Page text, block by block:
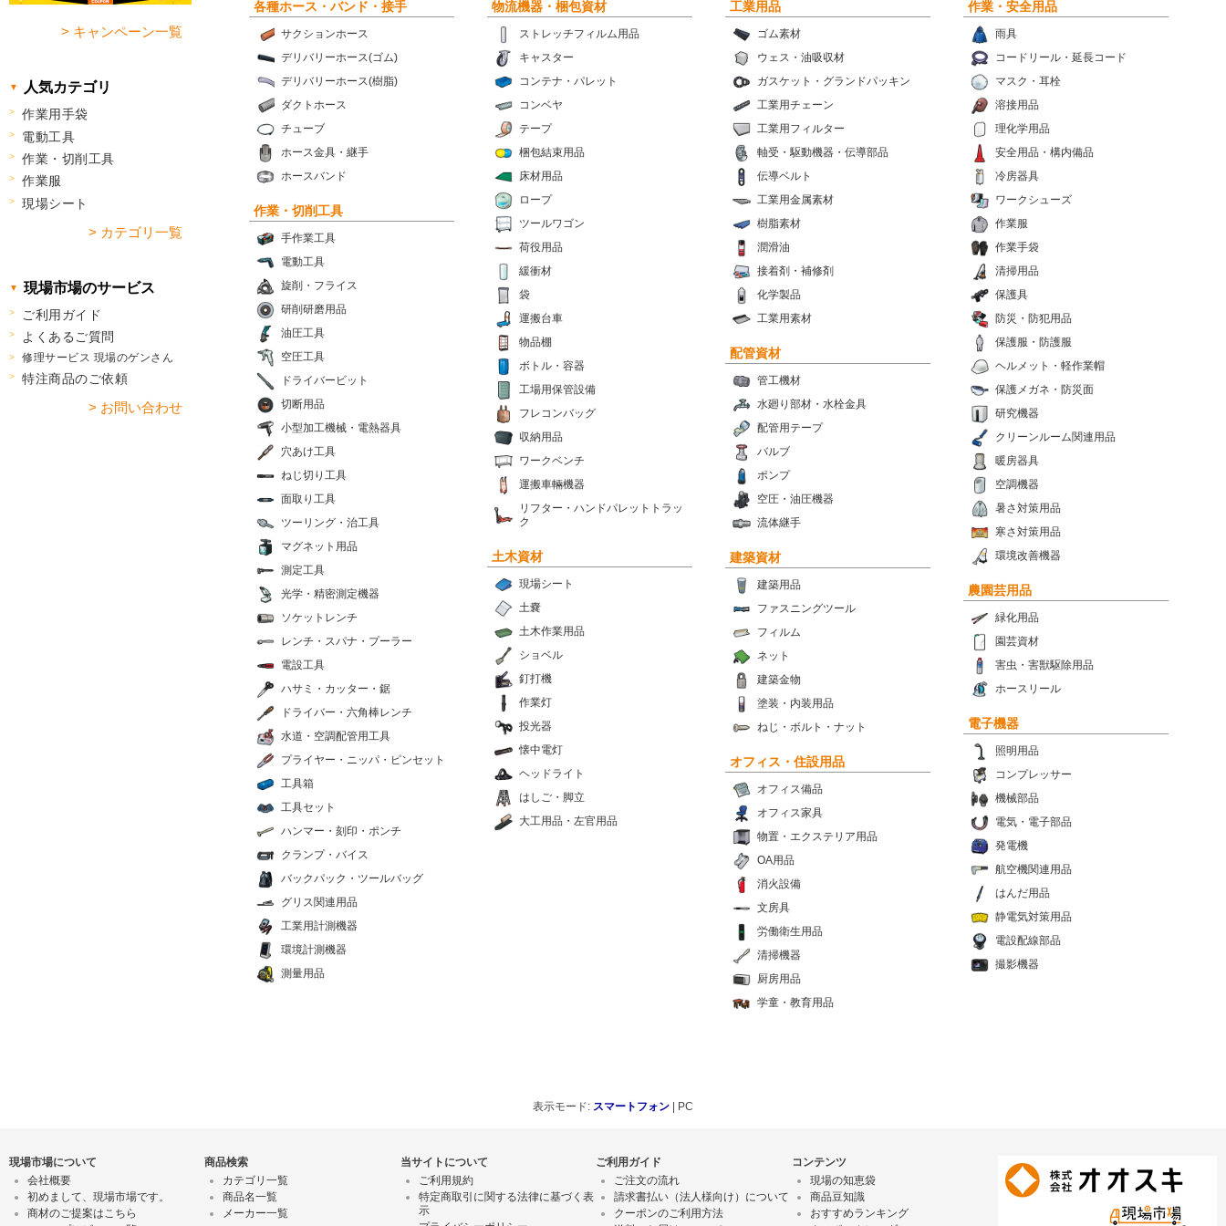
各種ホース・バンド・接手
サクションホース
デリバリーホース(ゴム)
デリバリーホース(樹脂)
ダクトホース
チューブ
ホース金具・継手
ホースバンド
物流機器・梱包資材
ストレッチフィルム用品
キャスター
コンテナ・パレット
コンベヤ
テープ
梱包結束用品
床材用品
ロープ
ツールワゴン
荷役用品
緩衝材
袋
運搬台車
物品棚
ボトル・容器
工場用保管設備
フレコンバッグ
収納用品
ワークベンチ
運搬車輛機器
リフター・ハンドパレットトラッ
ク
工業用品
ゴム素材
ウェス・油吸収材
ガスケット・グランドパッキン
工業用チェーン
工業用フィルター
軸受・駆動機器・伝導部品
伝導ベルト
工業用金属素材
樹脂素材
潤滑油
接着剤・補修剤
化学製品
工業用素材
作業・安全用品
雨具
コードリール・延長コード
マスク・耳栓
溶接用品
理化学用品
安全用品・構内備品
冷房器具
ワークシューズ
作業服
作業手袋
清掃用品
保護具
防災・防犯用品
保護服・防護服
ヘルメット・軽作業帽
保護メガネ・防災面
研究機器
クリーンルーム関連用品
暖房器具
空調機器
暑さ対策用品
寒さ対策用品
環境改善機器
作業・切削工具
手作業工具
電動工具
旋削・フライス
研削研磨用品
油圧工具
空圧工具
ドライバービット
切断用品
小型加工機械・電熱器具
穴あけ工具
ねじ切り工具
面取り工具
ツーリング・治工具
マグネット用品
測定工具
光学・精密測定機器
ソケットレンチ
レンチ・スパナ・プーラー
電設工具
ハサミ・カッター・鋸
ドライバー・六角棒レンチ
水道・空調配管用工具
プライヤー・ニッパ・ピンセット
工具箱
工具セット
ハンマー・刻印・ポンチ
クランプ・バイス
バックパック・ツールバッグ
グリス関連用品
工業用計測機器
環境計測機器
測量用品
配管資材
管工機材
水廻り部材・水栓金具
配管用テープ
バルブ
ポンプ
空圧・油圧機器
流体継手
土木資材
現場シート
土嚢
土木作業用品
ショベル
釘打機
作業灯
投光器
懐中電灯
ヘッドライト
はしご・脚立
大工用品・左官用品
建築資材
建築用品
ファスニングツール
フィルム
ネット
建築金物
塗装・内装用品
ねじ・ボルト・ナット
農園芸用品
緑化用品
園芸資材
害虫・害獣駆除用品
ホースリール
電子機器
照明用品
コンプレッサー
機械部品
電気・電子部品
発電機
航空機関連用品
はんだ用品
静電気対策用品
電設配線部品
撮影機器
オフィス・住設用品
オフィス備品
オフィス家具
物置・エクステリア用品
OA用品
消火設備
文房具
労働衛生用品
清掃機器
厨房用品
学童・教育用品
> キャンペーン一覧
人気カテゴリ
作業用手袋
電動工具
作業・切削工具
作業服
現場シート
> カテゴリ一覧
現場市場のサービス
ご利用ガイド
よくあるご質問
修理サービス 現場のゲンさん
特注商品のご依頼
> お問い合わせ
表示モード: スマートフォン | PC
現場市場について
会社概要
初めまして、現場市場です。
商材のご提案はこちら
商品検索
カテゴリ一覧
商品名一覧
メーカー一覧
当サイトについて
ご利用規約
特定商取引に関する法律に基づく表
示
ご利用ガイド
ご注文の流れ
請求書払い（法人様向け）について
クーポンのご利用方法
コンテンツ
現場の知恵袋
商品豆知識
おすすめランキング